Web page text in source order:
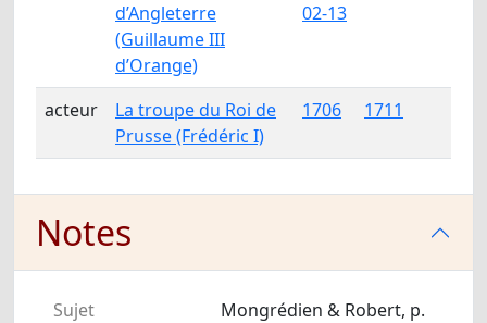
d’Angleterre
(Guillaume III
d’Orange)
02-13
acteur
La troupe du Roi de
Prusse (Frédéric I)
1706 1711
Notes
Sujet
Mongrédien & Robert, p.